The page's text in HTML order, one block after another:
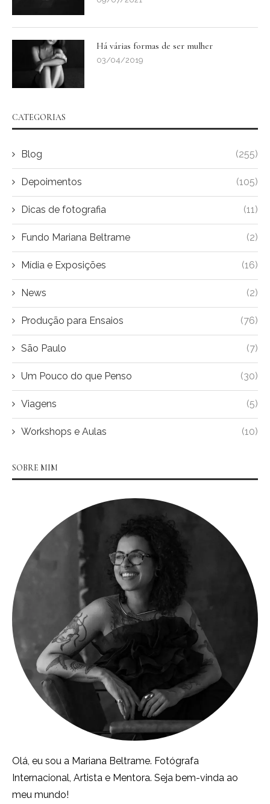
Há várias formas de ser mulher
03/04/2019
CATEGORIAS
Blog (255)
Depoimentos (105)
Dicas de fotografia (11)
Fundo Mariana Beltrame (2)
Mídia e Exposições (16)
News (2)
Produção para Ensaios (76)
São Paulo (7)
Um Pouco do que Penso (30)
Viagens (5)
Workshops e Aulas (10)
SOBRE MIM
Olá, eu sou a Mariana Beltrame. Fotógrafa
Internacional, Artista e Mentora. Seja bem-vinda ao
meu mundo!